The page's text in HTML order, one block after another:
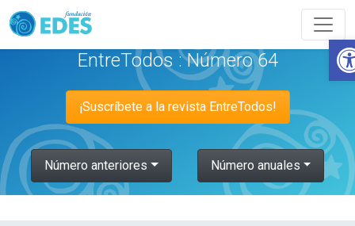
EntreTodos : Número 64
¡Suscríbete a la revista EntreTodos!
Número anteriores Número anuales